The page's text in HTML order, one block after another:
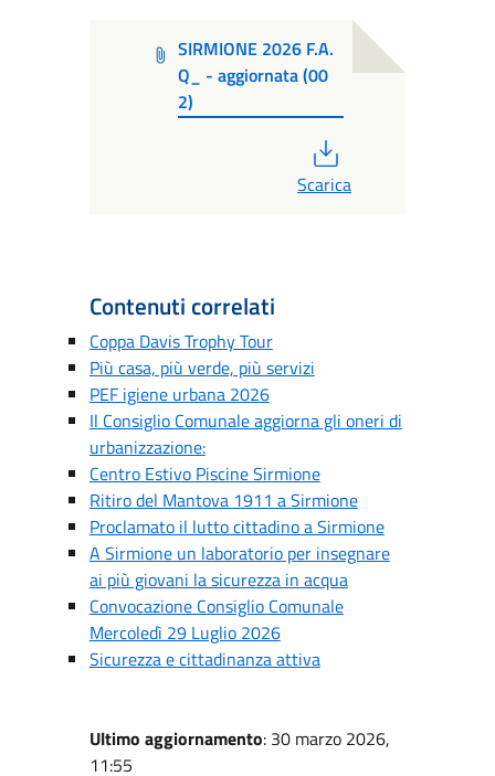
SIRMIONE 2026 F.A.
Q_ - aggiornata (00
2)
Scarica
Contenuti correlati
Coppa Davis Trophy Tour
Più casa, più verde, più servizi
PEF igiene urbana 2026
Il Consiglio Comunale aggiorna gli oneri di
urbanizzazione:
Centro Estivo Piscine Sirmione
Ritiro del Mantova 1911 a Sirmione
Proclamato il lutto cittadino a Sirmione
A Sirmione un laboratorio per insegnare
ai più giovani la sicurezza in acqua
Convocazione Consiglio Comunale
Mercoledì 29 Luglio 2026
Sicurezza e cittadinanza attiva
Ultimo aggiornamento: 30 marzo 2026,
11:55